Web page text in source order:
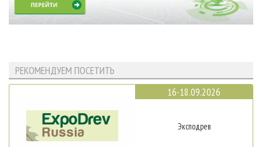
РЕКОМЕНДУЕМ ПОСЕТИТЬ
16-18.09.2026
Эксподрев